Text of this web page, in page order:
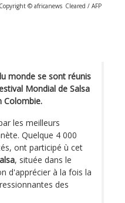
Copyright © africanews Cleared / AFP
monde se sont réunis
Mondial de Salsa
Colombie.
les meilleurs
Quelque 4 000
ont participé ù cet
, située dans le
d'apprécier à la fois la
des